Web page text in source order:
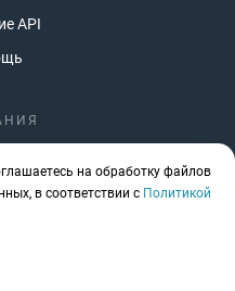
API
на обработку файлов
в соответствии с Политикой